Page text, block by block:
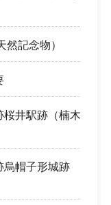
然記念物）
桜井駅跡（楠木
烏帽子形城跡